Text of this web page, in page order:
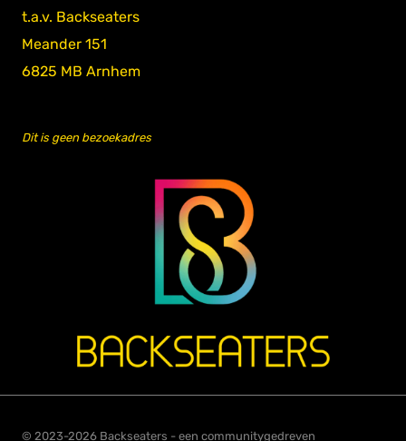
t.a.v. Backseaters
Meander 151
6825 MB Arnhem
Dit is geen bezoekadres
© 2023-2026 Backseaters - een communitygedreven